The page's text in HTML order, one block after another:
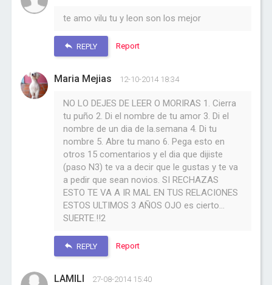
te amo vilu tu y leon son los mejor
REPLY Report
Maria Mejias 12-10-2014 18:34
NO LO DEJES DE LEER O MORIRAS 1. Cierra
tu puño 2. Di el nombre de tu amor 3. Di el
nombre de un dia de la.semana 4. Di tu
nombre 5. Abre tu mano 6. Pega esto en
otros 15 comentarios y el dia que dijiste
(paso N3) te va a decir que le gustas y te va
a pedir que sean novios. SI RECHAZAS
ESTO TE VA A IR MAL EN TUS RELACIONES
ESTOS ULTIMOS 3 AÑOS OJO es cierto...
SUERTE.!!2
REPLY Report
LAMILI 27-08-2014 15:40